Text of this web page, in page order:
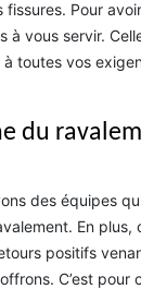
Pour
à vous servir.
toutes vos
du
des équipes
En plus,
positifs
C’est pour